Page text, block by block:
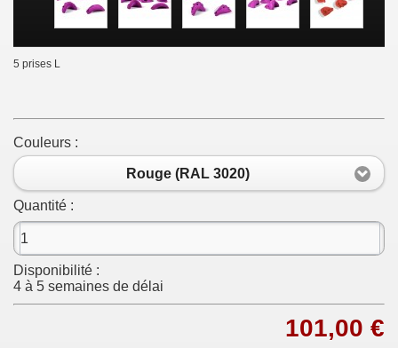
5 prises L
Couleurs :
Rouge (RAL 3020)
Quantité :
Disponibilité :
4 à 5 semaines de délai
101,00 €